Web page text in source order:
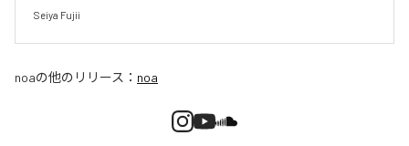
Seiya Fujii
noaの他のリリース： noa